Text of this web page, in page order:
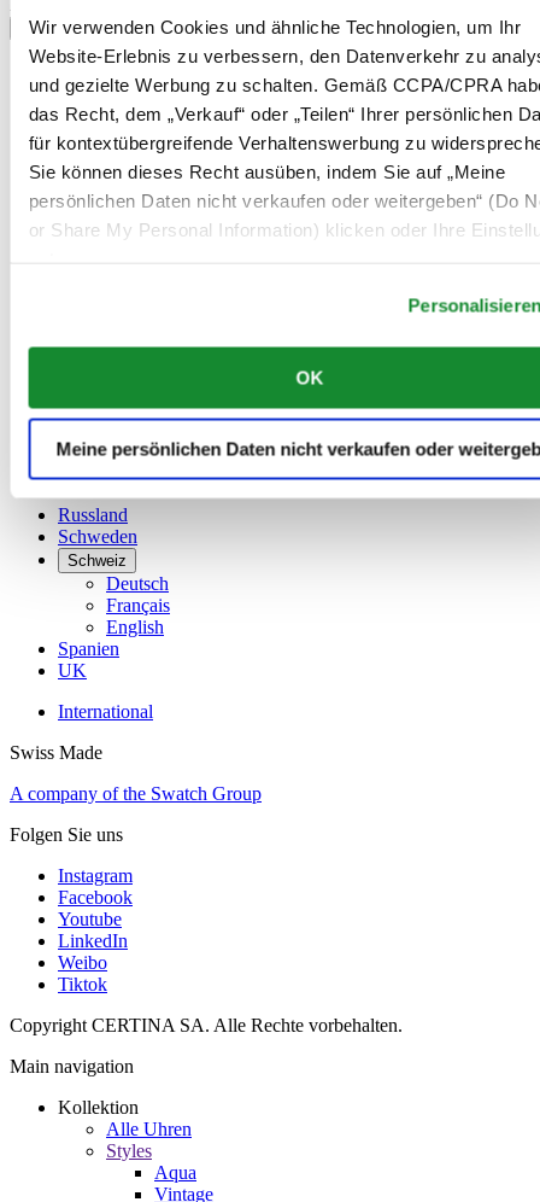
Wir verwenden Cookies und ähnliche Technologien, um Ihr
Website-Erlebnis zu verbessern, den Datenverkehr zu
und gezielte Werbung zu schalten. Gemäß CCPA/CPRA
das Recht, dem „Verkauf“ oder „Teilen“ Ihrer persönlichen
für kontextübergreifende Verhaltenswerbung zu
Sie können dieses Recht ausüben, indem Sie auf „Meine
persönlichen Daten nicht verkaufen oder weitergeben“ (Do
or Share My Personal Information) klicken oder Ihre
OK
Meine persönlichen Daten nicht verkaufen oder
Sprachumschalter
Dutch
Français
China
English
Dänemark
Deutschland
Niederlande
Österreich
Polen
Russland
Schweden
Schweiz
Deutsch
Français
English
Spanien
UK
International
Swiss Made
A company of the Swatch Group
Folgen Sie uns
Instagram
Facebook
Youtube
LinkedIn
Weibo
Tiktok
Copyright CERTINA SA. Alle Rechte vorbehalten.
Main navigation
Kollektion
Alle Uhren
Styles
Aqua
Vintage